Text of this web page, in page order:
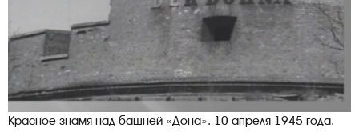
Красное знамя над башней «Дона». 10 апреля 1945 года.